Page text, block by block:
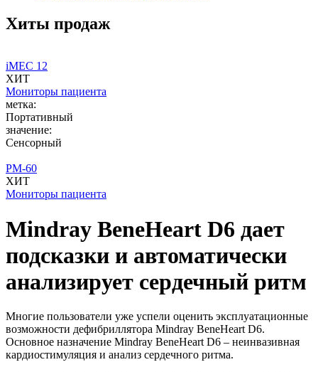
Хиты продаж
iMEC 12
ХИТ
Мониторы пациента
метка:
Портативный
значение:
Сенсорный
PM-60
ХИТ
Мониторы пациента
Mindray BeneHeart D6 дает
подсказки и автоматически
анализирует сердечный ритм
Многие пользователи уже успели оценить эксплуатационные
возможности дефибриллятора Mindray BeneHeart D6.
Основное назначение Mindray BeneHeart D6 – неинвазивная
кардиостимуляция и анализ сердечного ритма.